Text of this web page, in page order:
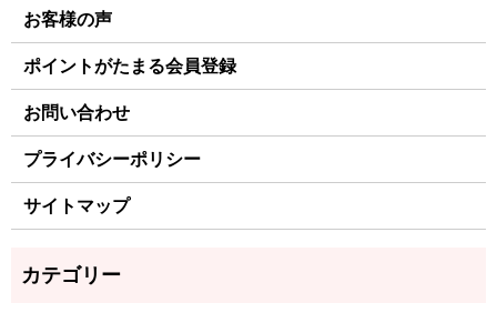
お客様の声
ポイントがたまる会員登録
お問い合わせ
プライバシーポリシー
サイトマップ